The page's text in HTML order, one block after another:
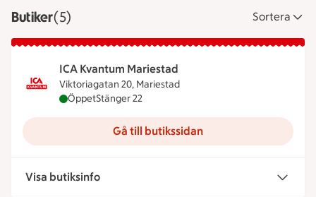
ButikerVisar 5 stycken
(5) Sortera
ICA Kvantum Mariestad
Viktoriagatan 20, Mariestad
ICA Kvantum Mariestad är öppen nu, stänger
ÖppetStänger 22
Gå till butikssidan
Visa butiksinfo